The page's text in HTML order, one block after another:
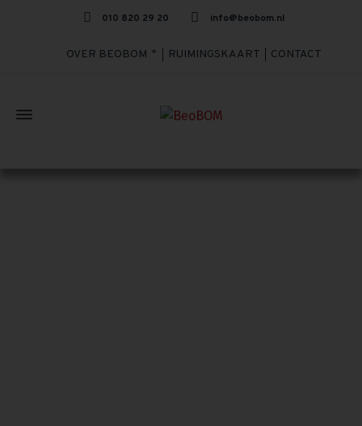
010 820 29 20 info@beobom.nl
OVER BEOBOM RUIMINGSKAART CONTACT